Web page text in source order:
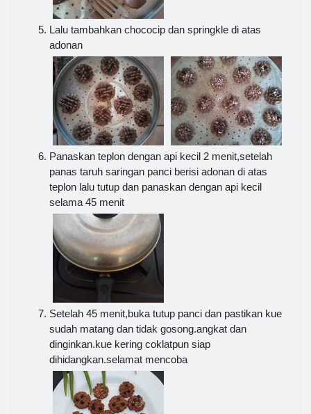
Lalu tambahkan chococip dan springkle di atas
adonan
Panaskan teplon dengan api kecil 2 menit,setelah
panas taruh saringan panci berisi adonan di atas
teplon lalu tutup dan panaskan dengan api kecil
selama 45 menit
Setelah 45 menit,buka tutup panci dan pastikan kue
sudah matang dan tidak gosong.angkat dan
dinginkan.kue kering coklatpun siap
dihidangkan.selamat mencoba